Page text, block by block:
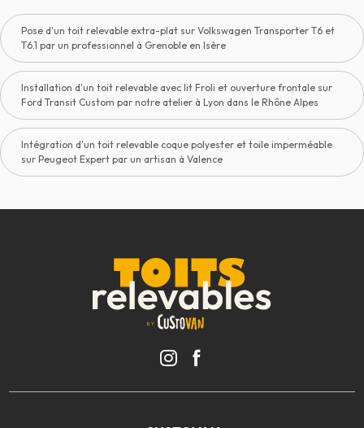
Pose d'un toit relevable extra-plat sur Volkswagen Transporter T6 et
T6.1 par un professionnel à Grenoble en Isère
Installation d'un toit relevable avec lit Froli et ouverture frontale sur
Ford Transit Custom par notre atelier à Lyon dans le Rhône Alpes
Intégration d'un toit relevable coque polyester et toile imperméable
sur Peugeot Expert par un artisan à Valence